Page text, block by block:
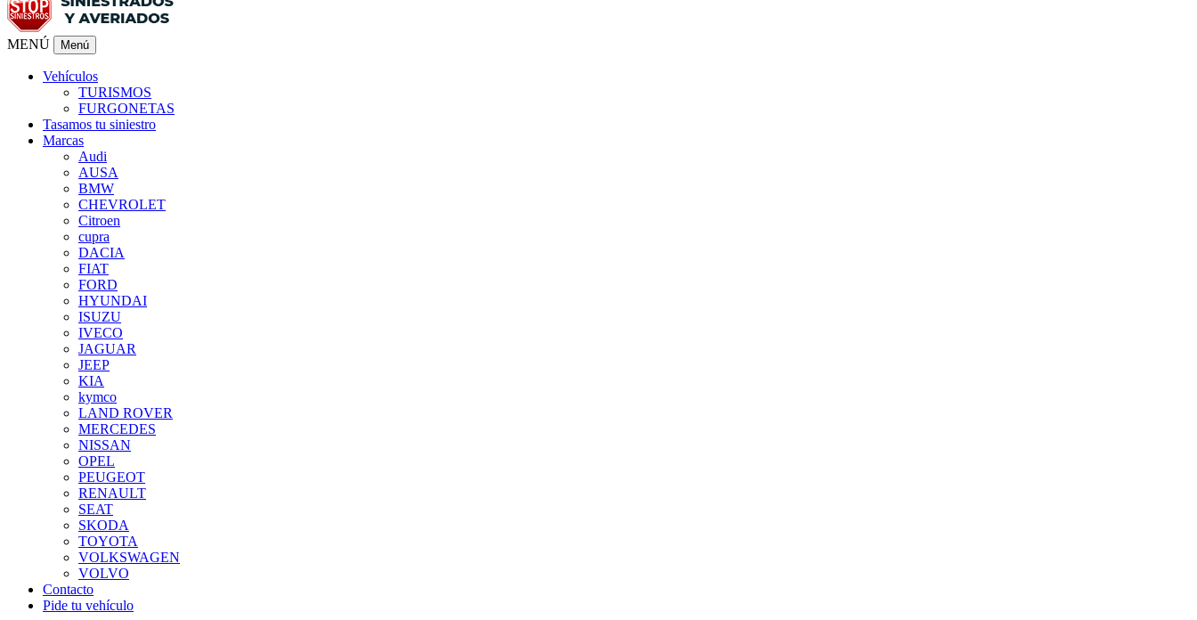
MENÚ Menú
Vehículos
TURISMOS
FURGONETAS
Tasamos tu siniestro
Marcas
Audi
AUSA
BMW
CHEVROLET
Citroen
cupra
DACIA
FIAT
FORD
HYUNDAI
ISUZU
IVECO
JAGUAR
JEEP
KIA
kymco
LAND ROVER
MERCEDES
NISSAN
OPEL
PEUGEOT
RENAULT
SEAT
SKODA
TOYOTA
VOLKSWAGEN
VOLVO
Contacto
Pide tu vehículo